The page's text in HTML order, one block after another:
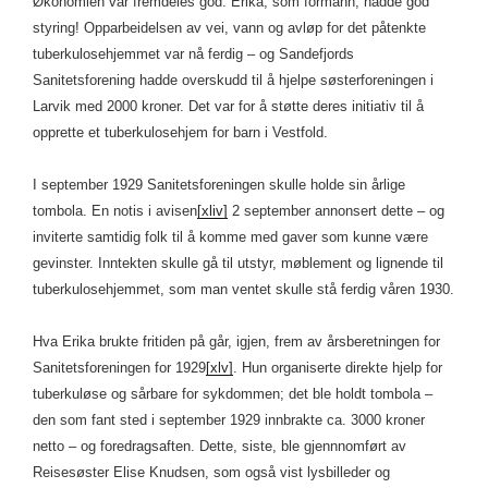
styring! Opparbeidelsen av vei, vann og avløp for det påtenkte
tuberkulosehjemmet var nå ferdig – og Sandefjords
Sanitetsforening hadde overskudd til å hjelpe søsterforeningen i
Larvik med 2000 kroner. Det var for å støtte deres initiativ til å
opprette et tuberkulosehjem for barn i Vestfold.
I september 1929 Sanitetsforeningen skulle holde sin årlige
tombola. En notis i avisen[xliv] 2 september annonsert dette – og
inviterte samtidig folk til å komme med gaver som kunne være
gevinster. Inntekten skulle gå til utstyr, møblement og lignende til
tuberkulosehjemmet, som man ventet skulle stå ferdig våren 1930.
Hva Erika brukte fritiden på går, igjen, frem av årsberetningen for
Sanitetsforeningen for 1929[xlv] . Hun organiserte direkte hjelp for
tuberkuløse og sårbare for sykdommen; det ble holdt tombola –
den som fant sted i september 1929 innbrakte ca. 3000 kroner
netto – og foredragsaften. Dette, siste, ble gjennnomført av
Reisesøster Elise Knudsen, som også vist lysbilleder og